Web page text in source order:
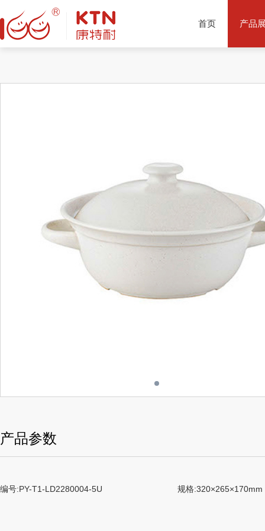
首页 产品
产品参数
编号:PY-T1-LD2280004-5U 规格:320×265×170mm